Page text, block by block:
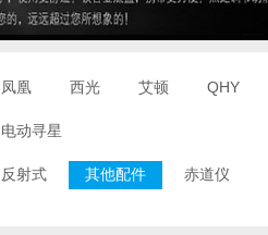
凤凰 西光 艾顿 QHY
电动寻星
反射式 其他配件 赤道仪